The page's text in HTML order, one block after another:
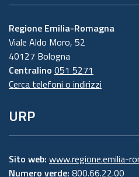
Regione Emilia-Romagna
Viale Aldo Moro, 52
40127 Bologna
Centralino 051 5271
Cerca telefoni o indirizzi
URP
Sito web: www.regione.emilia-
Numero verde: 800.66.22.00